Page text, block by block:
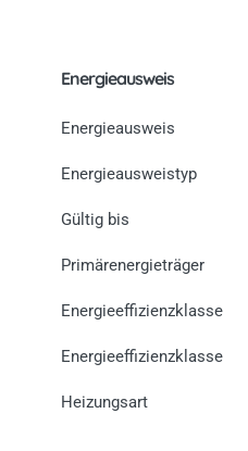
Energieausweis
Energieausweis
Energie­ausweistyp
Gültig bis
Primärenergieträger
Energieeffizienzklasse
Energieeffizienzklasse
Heizungsart